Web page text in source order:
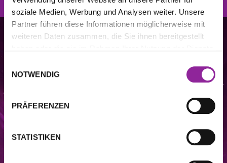
soziale Medien, Werbung und Analysen weiter. Unsere
Partner führen diese Informationen möglicherweise mit
weiteren Daten zusammen, die Sie ihnen bereitgestellt
NOTWENDIG
PRÄFERENZEN
STATISTIKEN